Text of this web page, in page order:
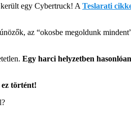
egy Cybertruck! A Teslarati
az “okosbe megoldunk
Egy harci helyzetben
ez történt!